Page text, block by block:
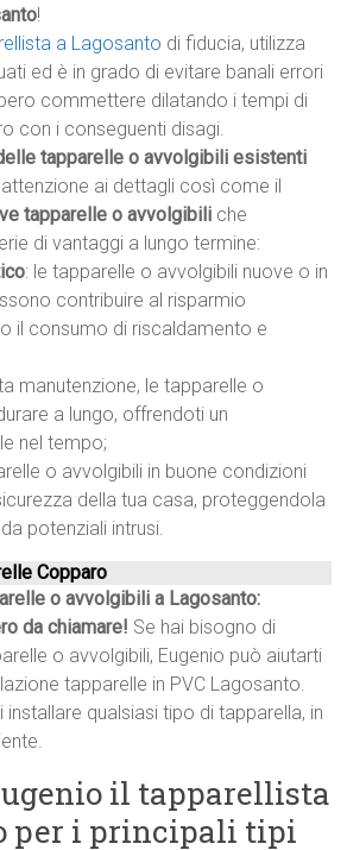
!
a Lagosanto di fiducia, utilizza
ed è in grado di evitare banali errori
commettere dilatando i tempi di
con i conseguenti disagi.
tapparelle o avvolgibili esistenti
ai dettagli così come il
tapparelle o avvolgibili che
di vantaggi a lungo termine:
: le tapparelle o avvolgibili nuove o in
contribuire al risparmio
il consumo di riscaldamento e
manutenzione, le tapparelle o
a lungo, offrendoti un
nel tempo;
o avvolgibili in buone condizioni
della tua casa, proteggendola
potenziali intrusi.
Copparo
o avvolgibili a Lagosanto:
da chiamare! Se hai bisogno di
o avvolgibili, Eugenio può aiutarti
tapparelle in PVC Lagosanto.
installare qualsiasi tipo di tapparella, in
il tapparellista
per i principali tipi